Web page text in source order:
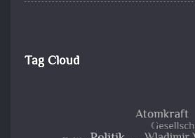
Tag Cloud